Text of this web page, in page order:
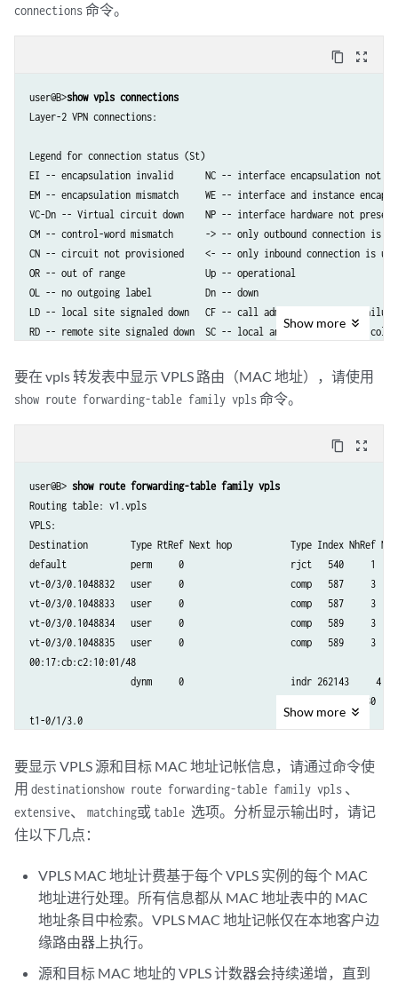
connections命令。
content_copy zoom_out_map
user@B>show vpls connections
Layer-2 VPN connections:
Legend for connection status (St)
EI -- encapsulation invalid      NC -- interface encapsulation not CCC/
EM -- encapsulation mismatch     WE -- interface and instance encaps
VC-Dn -- Virtual circuit down    NP -- interface hardware not present
CM -- control-word mismatch      -> -- only outbound connection is up
CN -- circuit not provisioned    <- -- only inbound connection is up
OR -- out of range               Up -- operational
OL -- no outgoing label          Dn -- down
LD -- local site signaled down   CF -- call admission control failure
RD -- remote site signaled down  SC -- local and remote site ID
BGP-VPLS State
  Local site: 1 (1)
connection-site           Type  St     Time last up          #
3                         rmt   Up     Jan 22 16:38:47 2008
Local interface: vt-0/3/0.1048834, Status: Up, Encapsulation:
        Description: Intf - vpls v1 local site 1 remote site 3
      Remote PE: 10.255.170.96, Negotiated control-word: No
      Incoming label: 800258, Outgoing label: 800000
4                         rmt   Up     Jan 22 16:38:54 2008
Local interface: vt-0/3/0.1048835, Status: Up, Encapsulation:
        Description: Intf - vpls v1 local site 1 remote site 4
      Incoming label: 800259, Outgoing label: 800000 LDP-VPLS State
  Mesh-group connections: m1
Neighbor                  Type  St     Time last up          #
10.255.170.104(vpls-id 101) rmt Up     Jan 22 16:38:40 2008
Local interface: vt-0/3/0.1048833, Status: Up, Encapsulation:
Description: Intf - vpls v1 neighbor 10.255.170.104 vpls-id
      Incoming label: 800001, Outgoing label: 800000
10.255.170.106(vpls-id 101) rmt Up     Jan 22 16:38:39 2008
Local interface: vt-0/3/0.1048832, Status: Up, Encapsulation:
Description: Intf - vpls v1 neighbor 10.255.170.106 vpls-id
Show more
要在 vpls 转发表中显示 VPLS 路由（MAC 地址），请使用
show route forwarding-table family vpls命令。
content_copy zoom_out_map
user@B> show route forwarding-table family vpls
Routing table: v1.vpls
VPLS:
Destination        Type RtRef Next hop           Type Index NhRef
default            perm     0                    rjct   540     1
vt-0/3/0.1048832   user     0                    comp   587     3
vt-0/3/0.1048833   user     0                    comp   587     3
vt-0/3/0.1048834   user     0                    comp   589     3
vt-0/3/0.1048835   user     0                    comp   589     3
00:17:cb:c2:10:01/48
                   dynm     0                    indr 262143     4
Push 800000   580
t1-0/1/3.0
                   dynm     0                    indr 262145     4
00:17:cb:c2:10:03/48
                   dynm     0                    indr 262142     4
t1-0/1/2.0
00:17:cb:c2:10:bd/48
                   dynm     0                    indr 262144     4
Push 800000   585
Show more
要显示 VPLS 源和目标 MAC 地址记帐信息，请通过命令使
用 destinationshow route forwarding-table family vpls 、
extensive、 matching或 table 选项。分析显示输出时，请记
住以下几点：
VPLS MAC 地址计费基于每个 VPLS 实例的每个 MAC
地址进行处理。所有信息都从 MAC 地址表中的 MAC
地址条目中检索。VPLS MAC 地址记帐仅在本地客户边
缘路由器上执行。
源和目标 MAC 地址的 VPLS 计数器会持续递增，直到